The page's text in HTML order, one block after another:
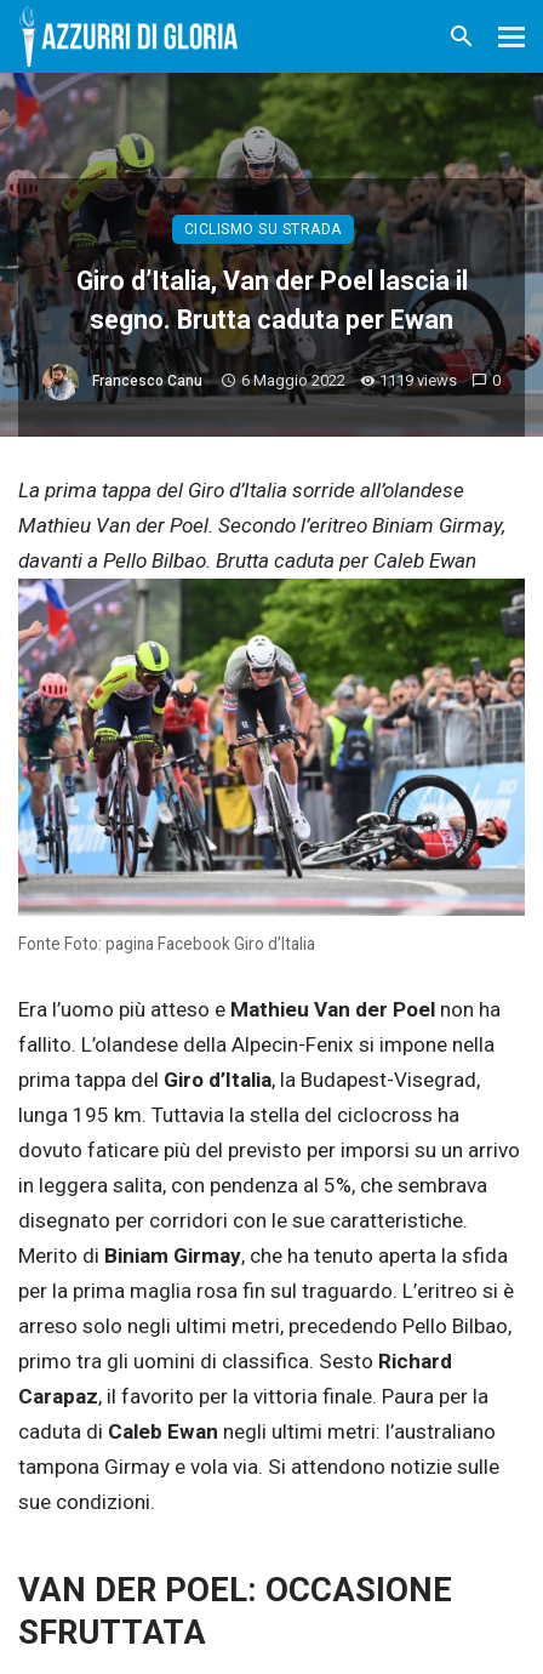
CICLISMO SU STRADA
Giro d’Italia, Van der Poel lascia il
segno. Brutta caduta per Ewan
Francesco Canu 6 Maggio 2022 1119 views 0
La prima tappa del Giro d’Italia sorride all’olandese
Mathieu Van der Poel. Secondo l’eritreo Biniam Girmay,
davanti a Pello Bilbao. Brutta caduta per Caleb Ewan
Fonte Foto: pagina Facebook Giro d’Italia
Era l’uomo più atteso e Mathieu Van der Poel non ha
fallito. L’olandese della Alpecin-Fenix si impone nella
prima tappa del Giro d’Italia, la Budapest-Visegrad,
lunga 195 km. Tuttavia la stella del ciclocross ha
dovuto faticare più del previsto per imporsi su un arrivo
in leggera salita, con pendenza al 5%, che sembrava
disegnato per corridori con le sue caratteristiche.
Merito di Biniam Girmay, che ha tenuto aperta la sfida
per la prima maglia rosa fin sul traguardo. L’eritreo si è
arreso solo negli ultimi metri, precedendo Pello Bilbao,
primo tra gli uomini di classifica. Sesto Richard
Carapaz, il favorito per la vittoria finale. Paura per la
caduta di Caleb Ewan negli ultimi metri: l’australiano
tampona Girmay e vola via. Si attendono notizie sulle
sue condizioni.
VAN DER POEL: OCCASIONE
SFRUTTATA